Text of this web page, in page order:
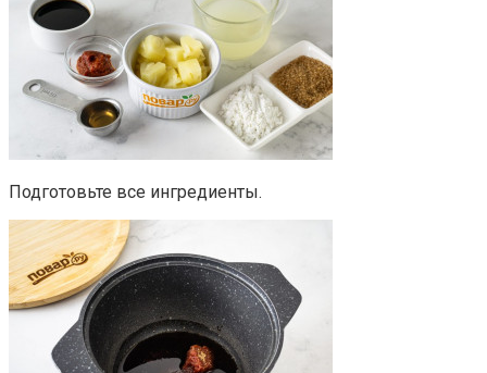
Подготовьте все ингредиенты.